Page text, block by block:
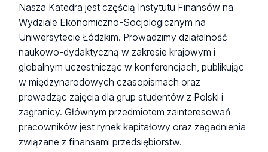
Nasza Katedra jest częścią Instytutu Finansów na
Wydziale Ekonomiczno-Socjologicznym na
Uniwersytecie Łódzkim. Prowadzimy działalność
naukowo-dydaktyczną w zakresie krajowym i
globalnym uczestnicząc w konferencjach, publikując
w międzynarodowych czasopismach oraz
prowadząc zajęcia dla grup studentów z Polski i
zagranicy. Głównym przedmiotem zainteresowań
pracowników jest rynek kapitałowy oraz zagadnienia
związane z finansami przedsiębiorstw.